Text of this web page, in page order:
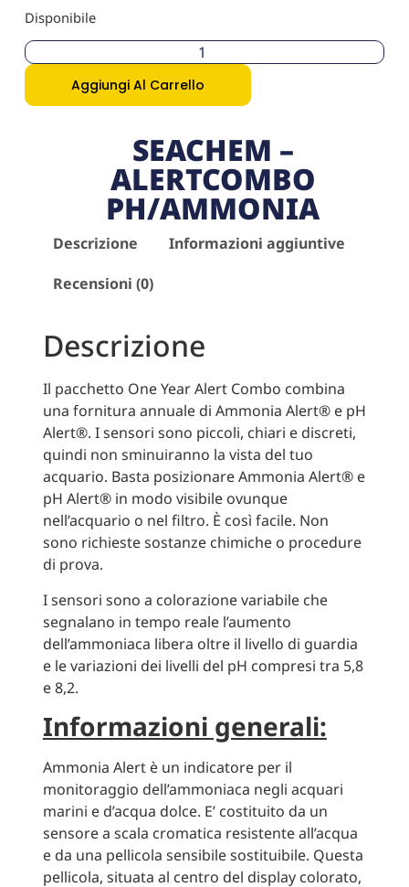
Disponibile
Aggiungi Al Carrello
SEACHEM –
ALERTCOMBO
PH/AMMONIA
Descrizione
Informazioni aggiuntive
Recensioni (0)
Descrizione
Il pacchetto One Year Alert Combo combina
una fornitura annuale di Ammonia Alert® e pH
Alert®. I sensori sono piccoli, chiari e discreti,
quindi non sminuiranno la vista del tuo
acquario. Basta posizionare Ammonia Alert® e
pH Alert® in modo visibile ovunque
nell’acquario o nel filtro. È così facile. Non
sono richieste sostanze chimiche o procedure
di prova.
I sensori sono a colorazione variabile che
segnalano in tempo reale l’aumento
dell’ammoniaca libera oltre il livello di guardia
e le variazioni dei livelli del pH compresi tra 5,8
e 8,2.
Informazioni generali:
Ammonia Alert è un indicatore per il
monitoraggio dell’ammoniaca negli acquari
marini e d’acqua dolce. E’ costituito da un
sensore a scala cromatica resistente all’acqua
e da una pellicola sensibile sostituibile. Questa
pellicola, situata al centro del display colorato,